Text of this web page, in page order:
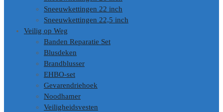
Sneeuwkettingen 22 inch
Sneeuwkettingen 22,5 inch
Veilig op Weg
Banden Reparatie Set
Blusdeken
Brandblusser
EHBO-set
Gevarendriehoek
Noodhamer
Veiligheidsvesten